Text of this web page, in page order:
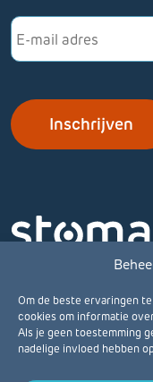
Om de beste ervaringen
cookies om informatie
Als je geen toestemming
nadelige invloed hebben
E-
mailadres